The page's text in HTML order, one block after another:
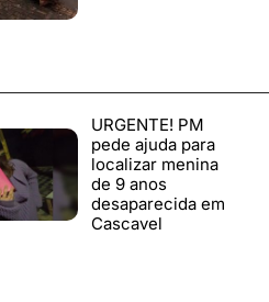
URGENTE! PM
pede ajuda para
localizar menina
de 9 anos
desaparecida em
Cascavel